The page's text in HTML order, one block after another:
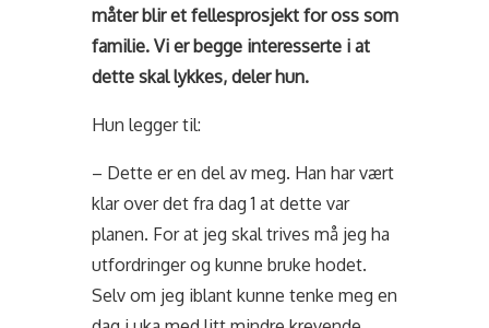
måter blir et fellesprosjekt for oss som
familie. Vi er begge interesserte i at
dette skal lykkes, deler hun.
Hun legger til:
– Dette er en del av meg. Han har vært
klar over det fra dag 1 at dette var
planen. For at jeg skal trives må jeg ha
utfordringer og kunne bruke hodet.
Selv om jeg iblant kunne tenke meg en